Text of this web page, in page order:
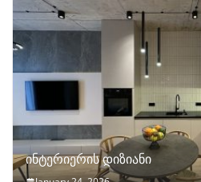
ინტერიერის დიზიანი